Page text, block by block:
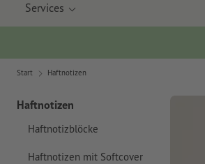
Services
Start Haftnotizen
Haftnotizen
Haftnotizblöcke
Haftnotizen mit Softcover